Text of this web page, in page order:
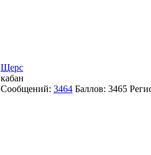
Щерс
кабан
Сообщений: 3464 Баллов: 3465